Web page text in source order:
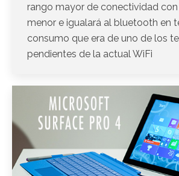
rango mayor de conectividad
menor e igualará al bluetooth en
consumo que era de uno de los
pendientes de la actual WiFi